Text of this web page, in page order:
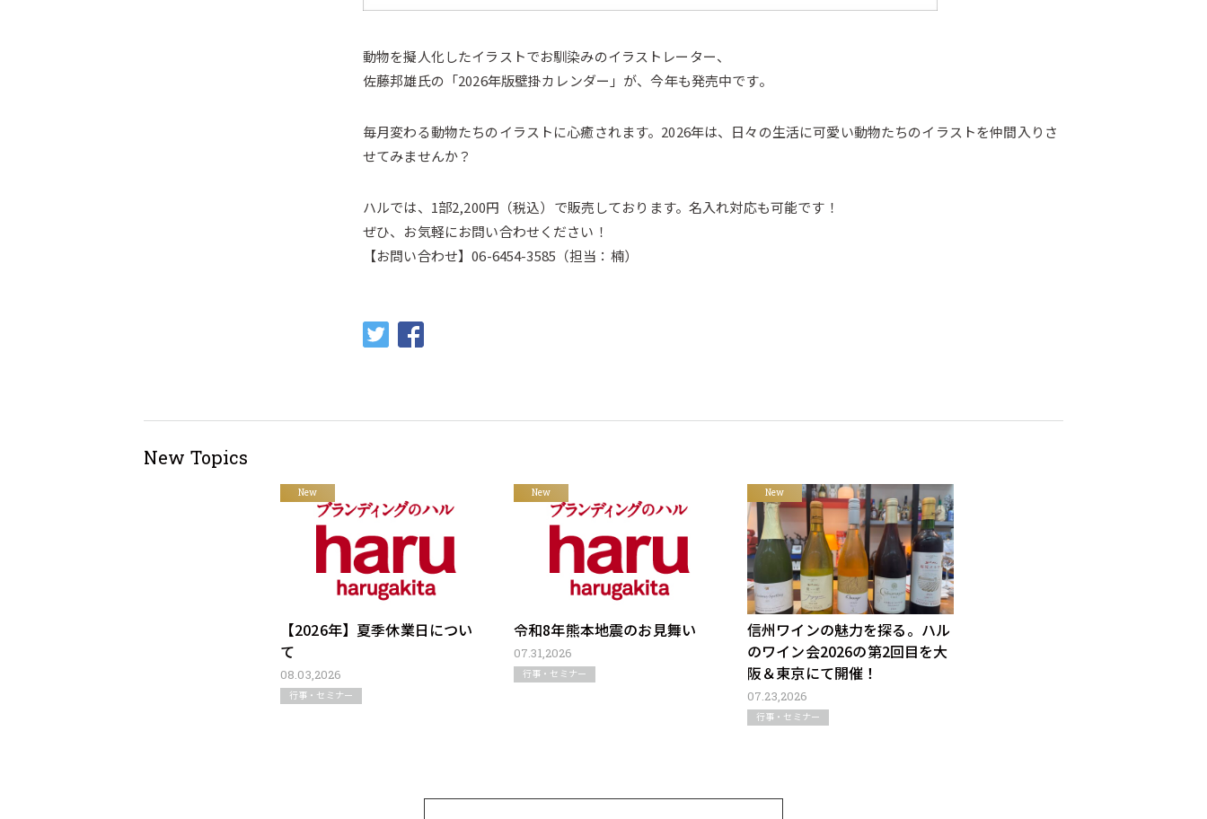
動物を擬人化したイラストでお馴染みのイラストレーター、
佐藤邦雄氏の「2026年版壁掛カレンダー」が、今年も発売中です。
毎月変わる動物たちのイラストに心癒されます。2026年は、日々の生活に可愛い動物たちのイラストを仲間入りさ
せてみませんか？
ハルでは、1部2,200円（税込）で販売しております。名入れ対応も可能です！
ぜひ、お気軽にお問い合わせください！
【お問い合わせ】06-6454-3585（担当：楠）
New Topics
【2026年】夏季休業日につい
て
08.03,2026
行事・セミナー
New
令和8年熊本地震のお見舞い
07.31,2026
行事・セミナー
New
信州ワインの魅力を探る。ハル
のワイン会2026の第2回目を大
阪＆東京にて開催！
07.23,2026
行事・セミナー
New